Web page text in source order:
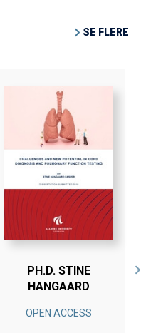
SE FLERE
PH.D. STINE
HANGAARD
OPEN ACCESS